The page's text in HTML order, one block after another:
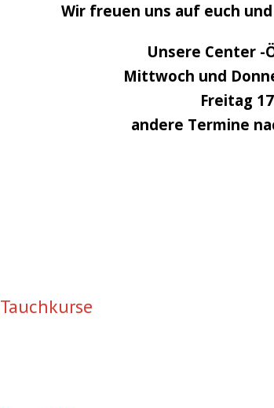
Wir freuen uns auf euch
Unsere Center -
Mittwoch und
Freitag
andere Termine
Tauchkurse